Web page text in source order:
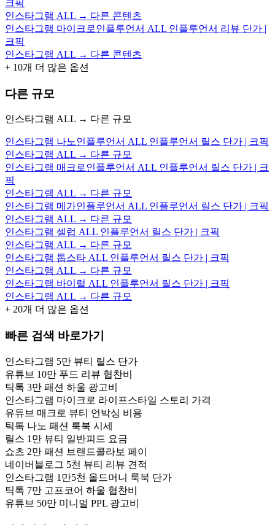
크픽
인스타그램 ALL → 다른 콘텐츠
인스타그램 마이크로인플루언서 ALL 인플루언서 리뷰 단가 |
크픽
인스타그램 ALL → 다른 콘텐츠
+ 10개 더 많은 옵션
다른 규모
인스타그램 ALL → 다른 규모
인스타그램 나노인플루언서 ALL 인플루언서 릴스 단가 | 크픽
인스타그램 ALL → 다른 규모
인스타그램 매크로인플루언서 ALL 인플루언서 릴스 단가 | 크
픽
인스타그램 ALL → 다른 규모
인스타그램 메가인플루언서 ALL 인플루언서 릴스 단가 | 크픽
인스타그램 ALL → 다른 규모
인스타그램 셀럽 ALL 인플루언서 릴스 단가 | 크픽
인스타그램 ALL → 다른 규모
인스타그램 톱스타 ALL 인플루언서 릴스 단가 | 크픽
인스타그램 ALL → 다른 규모
인스타그램 바이럴 ALL 인플루언서 릴스 단가 | 크픽
인스타그램 ALL → 다른 규모
+ 20개 더 많은 옵션
빠른 검색 바로가기
인스타그램 5만 뷰티 릴스 단가
유튜브 10만 푸드 리뷰 협찬비
틱톡 3만 패션 하울 광고비
인스타그램 마이크로 라이프스타일 스토리 가격
유튜브 매크로 뷰티 언박싱 비용
틱톡 나노 패션 룩북 시세
릴스 1만 뷰티 일반피드 요금
쇼츠 2만 패션 브랜드콜라보 페이
네이버블로그 5천 뷰티 리뷰 견적
인스타그램 1만5천 올드머니 룩북 단가
틱톡 7만 고프코어 하울 협찬비
유튜브 50만 미니멀 PPL 광고비